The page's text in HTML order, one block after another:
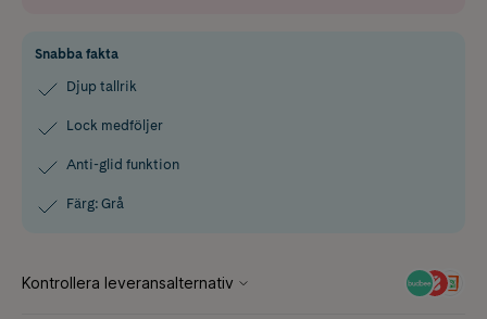
Snabba fakta
Djup tallrik
Lock medföljer
Anti-glid funktion
Färg: Grå